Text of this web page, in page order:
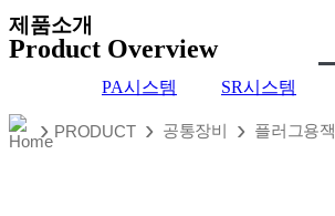
제품소개
Product Overview
PA시스템 SR시스템
› PRODUCT › 공통장비 › 플러그용잭